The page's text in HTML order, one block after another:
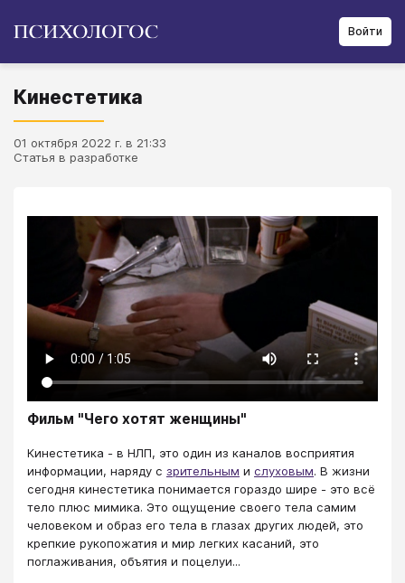
Войти
Кинестетика
01 октября 2022 г. в 21:33
Статья в разработке
Фильм "Чего хотят женщины"
Кинестетика - в НЛП, это один из каналов восприятия
информации, наряду с зрительным и слуховым. В жизни
сегодня кинестетика понимается гораздо шире - это всё
тело плюс мимика. Это ощущение своего тела самим
человеком и образ его тела в глазах других людей, это
крепкие рукопожатия и мир легких касаний, это
поглаживания, объятия и поцелуи...